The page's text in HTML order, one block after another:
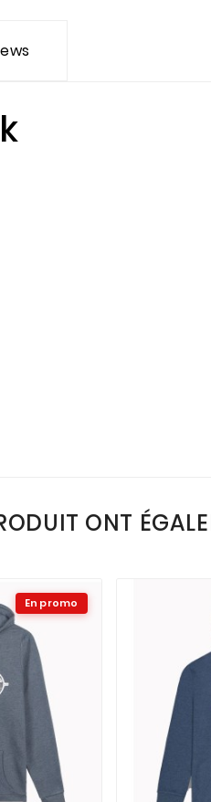
ONT
En promo